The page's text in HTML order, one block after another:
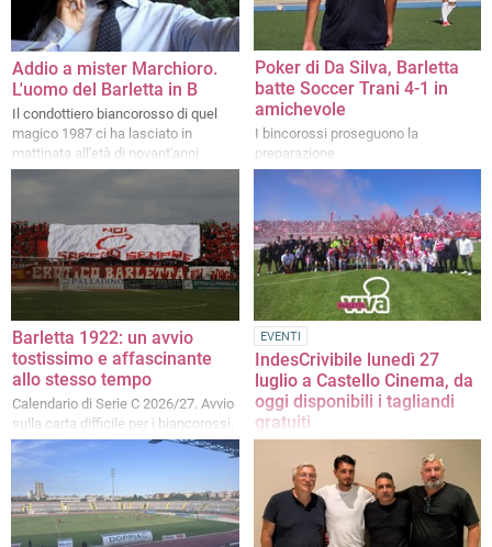
Addio a mister Marchioro.
L'uomo del Barletta in B
Il condottiero biancorosso di quel
magico 1987 ci ha lasciato in
mattinata all'età di novant'anni.
Poker di Da Silva, Barletta
batte Soccer Trani 4-1 in
amichevole
I bincorossi proseguono la
preparazione
Barletta 1922: un avvio
tostissimo e affascinante
allo stesso tempo
Calendario di Serie C 2026/27. Avvio
sulla carta difficile per i biancorossi,
tra corsi e ricorsi storici, derby,
EVENTI
IndesCrivibile lunedì 27
luglio a Castello Cinema, da
oggi disponibili i tagliandi
gratuiti
del Castello fino a esaurimento posti